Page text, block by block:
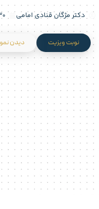
دکتر مژگان قنادی امامی
۳۰
نوبت ویزیت دیدن